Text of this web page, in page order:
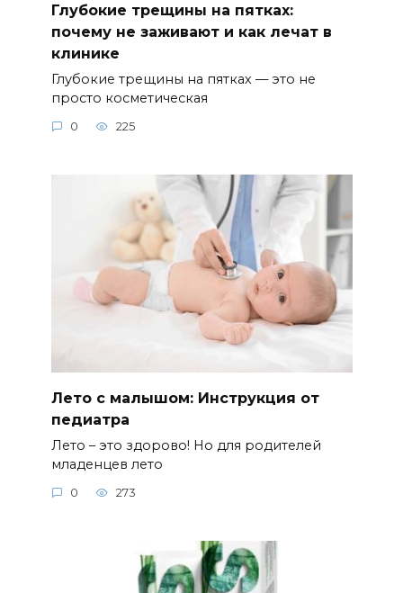
Глубокие трещины на пятках:
почему не заживают и как лечат в
клинике
Глубокие трещины на пятках — это не
просто косметическая
0 225
Лето с малышом: Инструкция от
педиатра
Лето – это здорово! Но для родителей
младенцев лето
0 273